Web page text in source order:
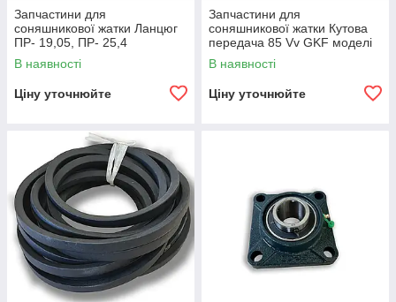
Запчастини для
соняшникової жатки Ланцюг
ПР- 19,05, ПР- 25,4
В наявності
Ціну уточнюйте
Запчастини для
соняшникової жатки Кутова
передача 85 Vv GKF моделі
С
В наявності
Ціну уточнюйте